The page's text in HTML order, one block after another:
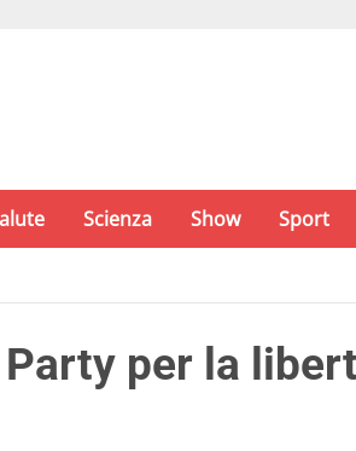
Scienza Show Sport
per la